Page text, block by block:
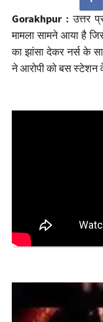
Gorakhpur : उत्तर
मामला सामने आया है
का झांसा देकर नर्स के
ने आरोपी को बस स्टेशन